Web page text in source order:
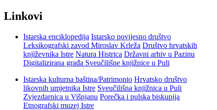
Linkovi
Istarska enciklopedija Istarsko povijesno društvo
Leksikografski zavod Miroslav Krleža Društvo hrvatskih
književnika Istre Natura Histrica Državni arhiv u Pazinu
Digitalizirana građa Sveučilišne knjižnice u Puli
Istarska kulturna baština/Patrimonio Hrvatsko društvo
likovnih umjetnika Istre Sveučilišna knjižnica u Puli
Zvjezdarnica u Višnjanu Porečka i pulska biskupija
Etnografski muzej Istre